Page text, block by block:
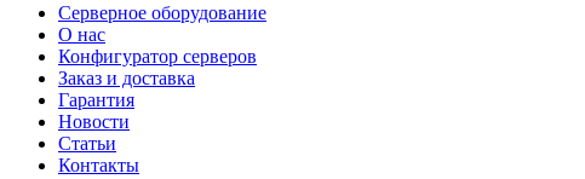
Серверное оборудование
О нас
Конфигуратор серверов
Заказ и доставка
Гарантия
Новости
Статьи
Контакты